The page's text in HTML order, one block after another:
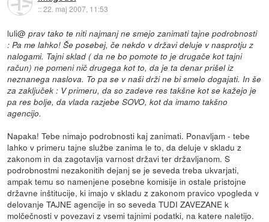
::22. maj 2007, 11:53
luli@prav tako te niti najmanj ne smejo zanimati tajne podrobnosti
: Pa me lahko! Še posebej, če nekdo v državi deluje v nasprotju z
nalogami. Tajni sklad ( da ne bo pomote to je drugače kot tajni
račun) ne pomeni nič drugega kot to, da je ta denar prišel iz
neznanega naslova. To pa se v naši drži ne bi smelo dogajati. In še
za zaključek : V primeru, da so zadeve res takšne kot se kažejo je
pa res bolje, da vlada razjebe SOVO, kot da imamo takšno
agencijo.
Napaka! Tebe nimajo podrobnosti kaj zanimati. Ponavljam - tebe
lahko v primeru tajne službe zanima le to, da deluje v skladu z
zakonom in da zagotavlja varnost državi ter državljanom. S
podrobnostmi nezakonitih dejanj se je seveda treba ukvarjati,
ampak temu so namenjene posebne komisije in ostale pristojne
državne inštitucije, ki imajo v skladu z zakonom pravico vpogleda v
delovanje TAJNE agencije in so seveda TUDI ZAVEZANE k
molčečnosti v povezavi z vsemi tajnimi podatki, na katere naletijo.